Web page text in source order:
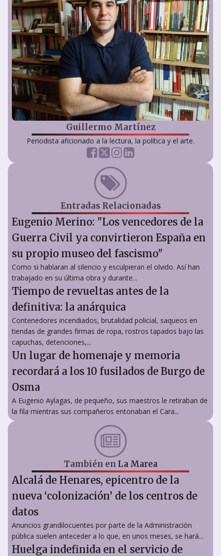
Guillermo Martínez
Periodista aficionado a la lectura, la política y el arte.
Entradas Relacionadas
Eugenio Merino: "Los vencedores de la
Guerra Civil ya convirtieron España en
su propio museo del fascismo"
Como si hablaran al silencio y esculpieran el olvido. Así han
trabajado en su última obra y durante...
Tiempo de revueltas antes de la
definitiva: la anárquica
Contenedores incendiados, brutalidad policial, saqueos en
tiendas de grandes firmas de ropa, rostros tapados bajo las
capuchas, detenciones,...
Un lugar de homenaje y memoria
recordará a los 10 fusilados de Burgo de
Osma
A Eugenio Aylagas, de pequeño, sus maestros le retiraban de
la fila mientras sus compañeros entonaban el Cara...
También en La Marea
Alcalá de Henares, epicentro de la
nueva ‘colonización’ de los centros de
datos
Anuncios grandilocuentes por parte de la Administración
pública suelen anteceder a lo que, en unos meses, se hará...
Huelga indefinida en el servicio de